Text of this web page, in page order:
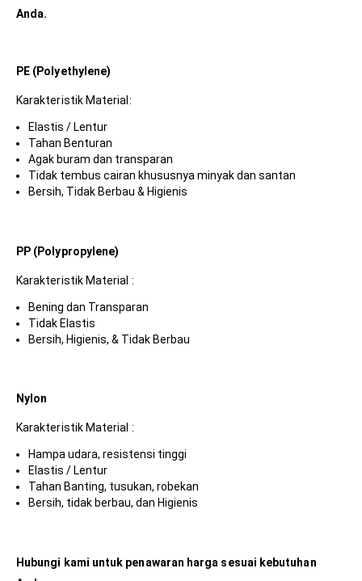
Anda.
PE (Polyethylene)
Karakteristik Material:
Elastis / Lentur
Tahan Benturan
Agak buram dan transparan
Tidak tembus cairan khususnya minyak dan santan
Bersih, Tidak Berbau & Higienis
PP (Polypropylene)
Karakteristik Material :
Bening dan Transparan
Tidak Elastis
Bersih, Higienis, & Tidak Berbau
Nylon
Karakteristik Material :
Hampa udara, resistensi tinggi
Elastis / Lentur
Tahan Banting, tusukan, robekan
Bersih, tidak berbau, dan Higienis
Hubungi kami untuk penawaran harga sesuai kebutuhan